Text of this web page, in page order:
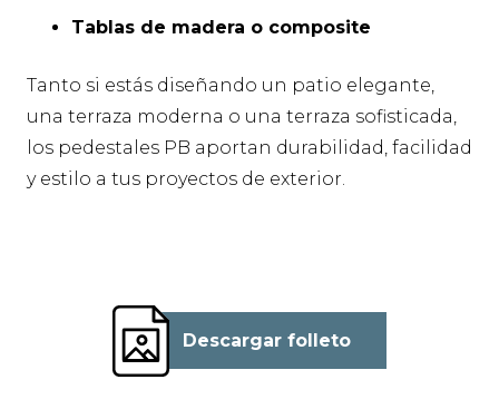
Tablas de madera o composite
Tanto si estás diseñando un patio elegante,
una terraza moderna o una terraza sofisticada,
los pedestales PB aportan durabilidad, facilidad
y estilo a tus proyectos de exterior.
Descargar folleto